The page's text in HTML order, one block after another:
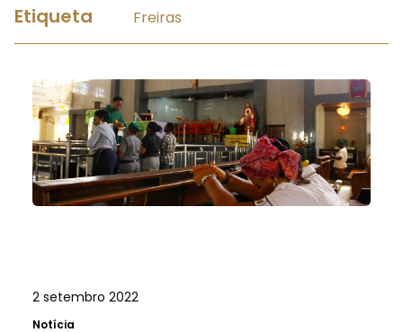
Etiqueta Freiras
2 setembro 2022
Notícia